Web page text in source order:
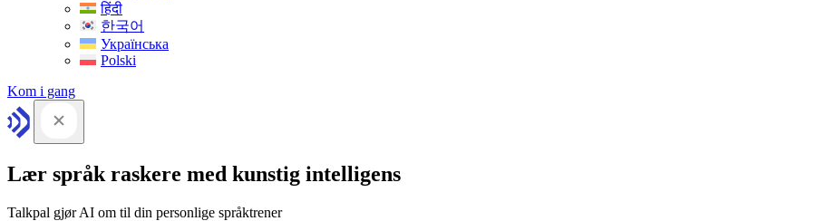
हिंदी
한국어
Українська
Polski
Kom i gang
Lær språk raskere med kunstig intelligens
Talkpal gjør AI om til din personlige språktrener